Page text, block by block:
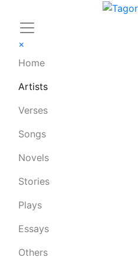
×
Home
Artists
Verses
Songs
Novels
Stories
Plays
Essays
Others